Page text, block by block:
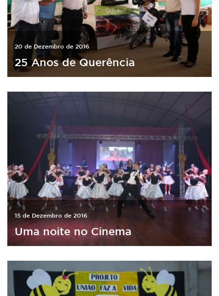
20 de Dezembro de 2016
25 Anos de Querência
15 de Dezembro de 2016
Uma noite no Cinema